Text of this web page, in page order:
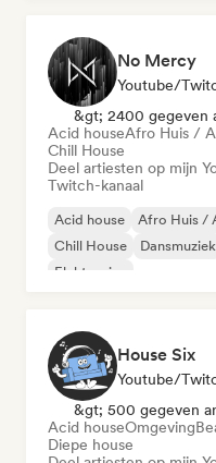
No Mercy
Youtube/
&gt; 2400 gegeven
Acid houseAfro Huis /
Chill House
Deel artiesten op mijn
Twitch-kanaal
Acid house Afro Huis /
Chill House
Dansmuziek
Elektronica
House Six
Youtube/
&gt; 500 gegeven
Acid houseOmgeving
Diepe house